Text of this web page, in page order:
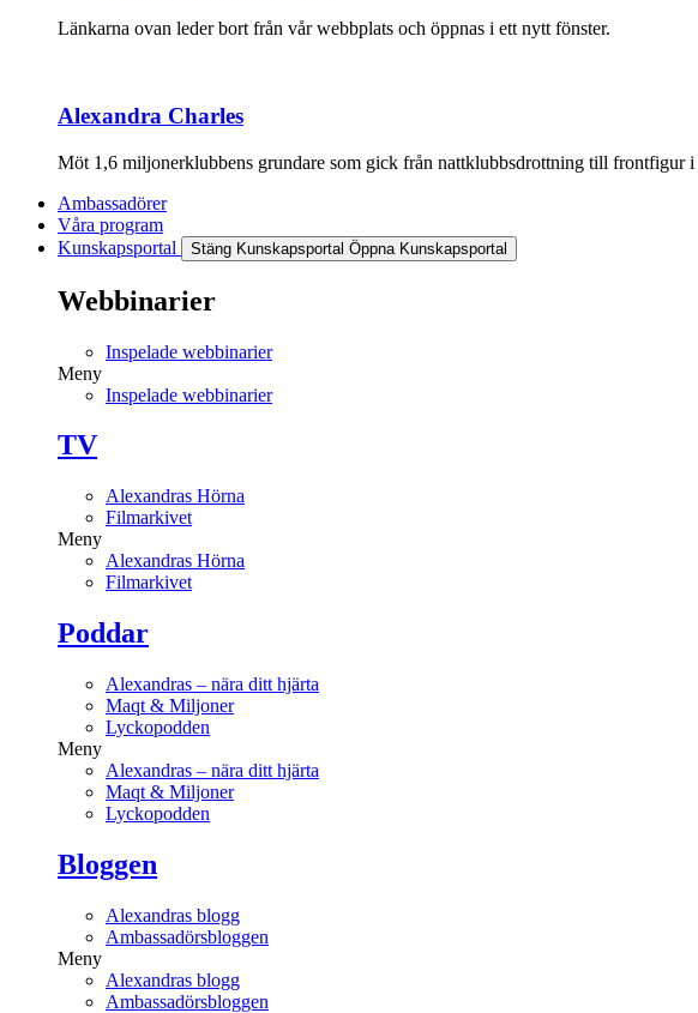
Länkarna ovan leder bort från vår webbplats och öppnas i ett nytt fönster.
Alexandra Charles
Möt 1,6 miljonerklubbens grundare som gick från nattklubbsdrottning till frontfigur
Ambassadörer
Våra program
Kunskapsportal
Stäng Kunskapsportal Öppna Kunskapsportal
Webbinarier
Inspelade webbinarier
Meny
Inspelade webbinarier
TV
Alexandras Hörna
Filmarkivet
Meny
Alexandras Hörna
Filmarkivet
Poddar
Alexandras – nära ditt hjärta
Maqt & Miljoner
Lyckopodden
Meny
Alexandras – nära ditt hjärta
Maqt & Miljoner
Lyckopodden
Bloggen
Alexandras blogg
Ambassadörsbloggen
Meny
Alexandras blogg
Ambassadörsbloggen